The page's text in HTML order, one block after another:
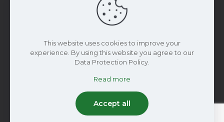
Recursos de Marketing
© 2024 Wiseconn Engineering | Todos los
derechos reservados
This website uses cookies to improve your
experience. By using this website you agree to our
Data Protection Policy.
Read more
Accept all